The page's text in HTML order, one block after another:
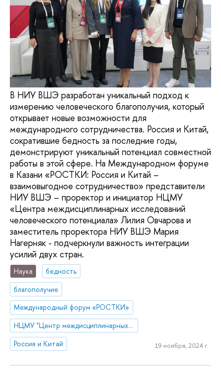
В НИУ ВШЭ разработан уникальный подход к
измерению человеческого благополучия, который
открывает новые возможности для
международного сотрудничества. Россия и Китай,
сократившие бедность за последние годы,
демонстрируют уникальный потенциал совместной
работы в этой сфере. На Международном форуме
в Казани «РОСТКИ: Россия и Китай –
взаимовыгодное сотрудничество» представители
НИУ ВШЭ – проректор и инициатор НЦМУ
«Центра междисциплинарных исследований
человеческого потенциала» Лилия Овчарова и
заместитель проректора НИУ ВШЭ Мария
Нагерняк - подчеркнули важность интеграции
усилий двух стран.
Наука
бедность
благополучие
Международный форум «РОСТКИ»
НЦМУ "Центр междисциплинарных исследований человеческого потенциала"
Россия и Китай
19 ноября, 2024 г.